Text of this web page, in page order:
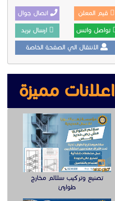
قيم المعلن اتصال جوال
تواصل واتس ارسال بريد
الانتقال الي الصفحة الخاصة
اعلانات مميزة
تصنيع وتركيب سلالم مخارج
طوارئ